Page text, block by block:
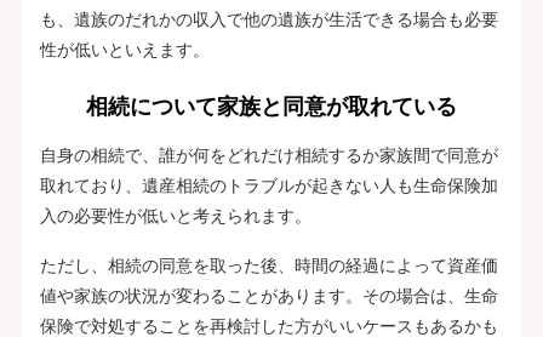
も、遺族のだれかの収入で他の遺族が生活できる場合も必要
性が低いといえます。
相続について家族と同意が取れている
自身の相続で、誰が何をどれだけ相続するか家族間で同意が
取れており、遺産相続のトラブルが起きない人も生命保険加
入の必要性が低いと考えられます。
ただし、相続の同意を取った後、時間の経過によって資産価
値や家族の状況が変わることがあります。その場合は、生命
保険で対処することを再検討した方がいいケースもあるかも